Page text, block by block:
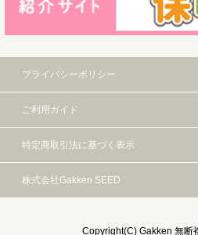
プライバシーポリシー
ご利用ガイド
特定商取引法に基づく表示
株式会社Gakken SEED
Copyright(C) Gakken 無断